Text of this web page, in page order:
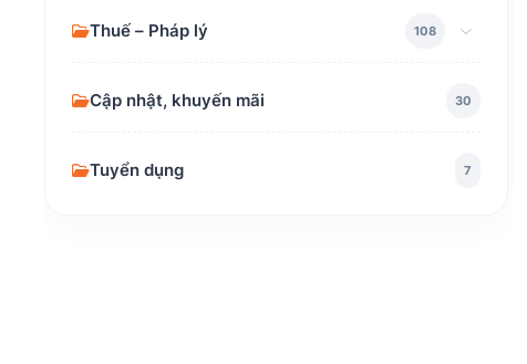
Thuế – Pháp lý 108
Cập nhật, khuyến mãi 30
Tuyển dụng 7